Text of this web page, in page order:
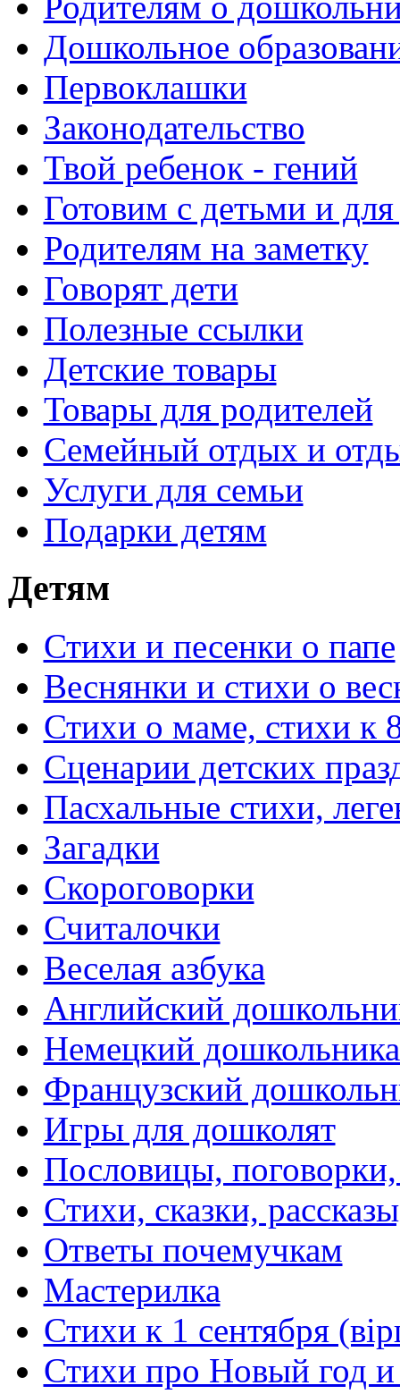
Дошкольное
Первоклашки
Законодательство
Твой ребенок - гений
Готовим с детьми и для
Родителям на заметку
Говорят дети
Полезные ссылки
Детские товары
Товары для родителей
Семейный отдых и
Услуги для семьи
Подарки детям
Детям
Стихи и песенки о папе
Веснянки и стихи о
Стихи о маме, стихи к
Сценарии детских
Пасхальные стихи,
Загадки
Скороговорки
Считалочки
Веселая азбука
Английский
Немецкий
Французский
Игры для дошколят
Пословицы,
Стихи, сказки,
Ответы почемучкам
Мастерилка
Стихи к 1 сентября
Стихи про Новый год